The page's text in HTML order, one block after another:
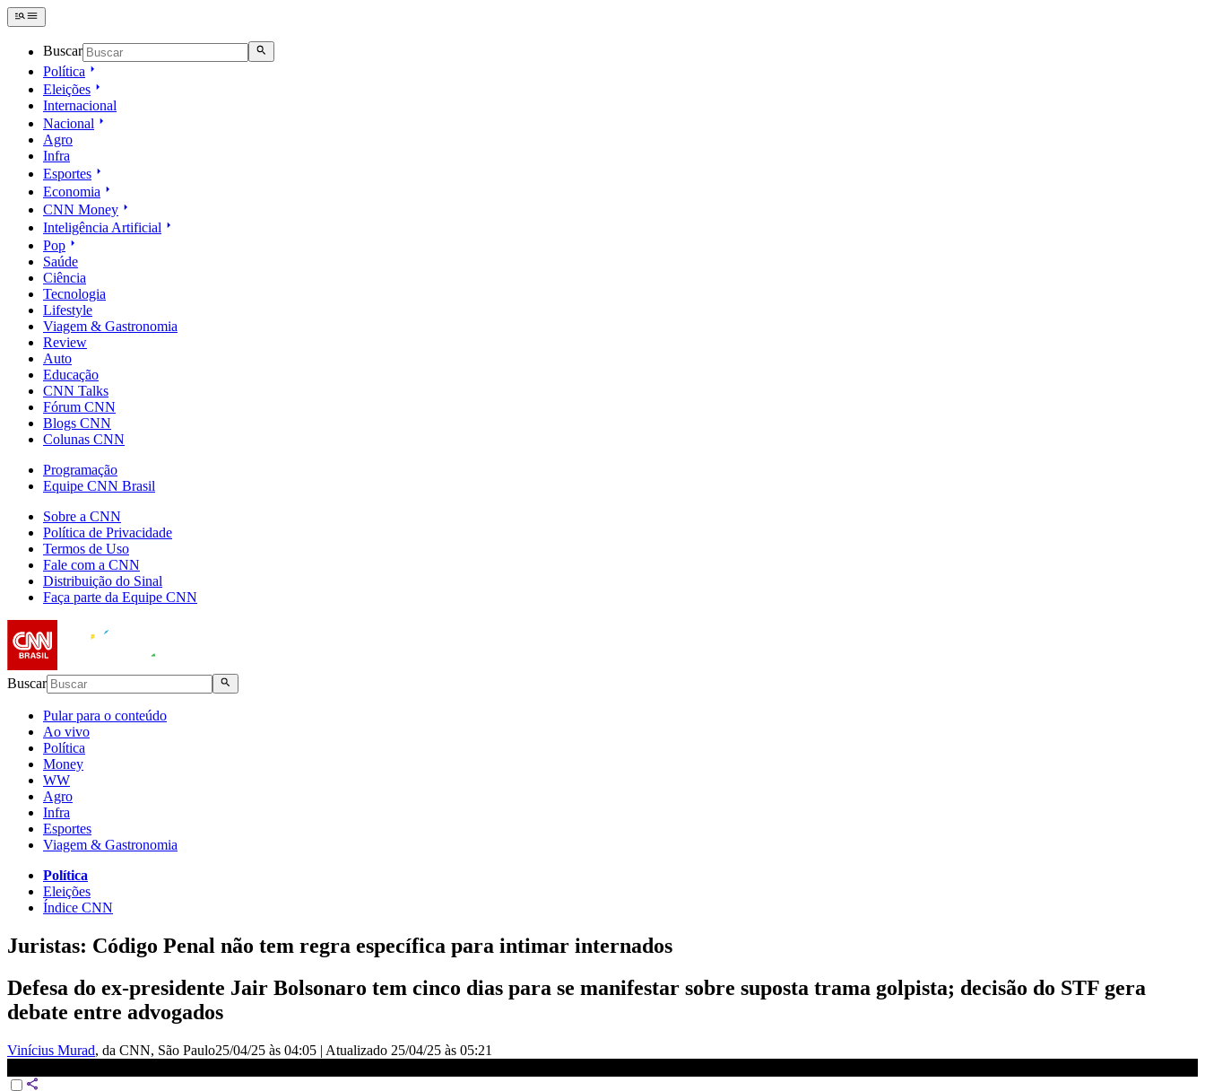
Buscar
Política
Eleições
Internacional
Nacional
Agro
Infra
Esportes
Economia
CNN Money
Inteligência Artificial
Pop
Saúde
Ciência
Tecnologia
Lifestyle
Viagem & Gastronomia
Review
Auto
Educação
CNN Talks
Fórum CNN
Blogs CNN
Colunas CNN
Programação
Equipe CNN Brasil
Sobre a CNN
Política de Privacidade
Termos de Uso
Fale com a CNN
Distribuição do Sinal
Faça parte da Equipe CNN
Buscar
Pular para o conteúdo
Ao vivo
Política
Money
WW
Agro
Infra
Esportes
Viagem & Gastronomia
Política
Eleições
Índice CNN
Juristas: Código Penal não tem regra específica para intimar internados
Defesa do ex-presidente Jair Bolsonaro tem cinco dias para se manifestar sobre suposta trama golpista; decisão do STF gera
debate entre advogados
Vinícius Murad, da CNN, São Paulo25/04/25 às 04:05 | Atualizado 25/04/25 às 05:21